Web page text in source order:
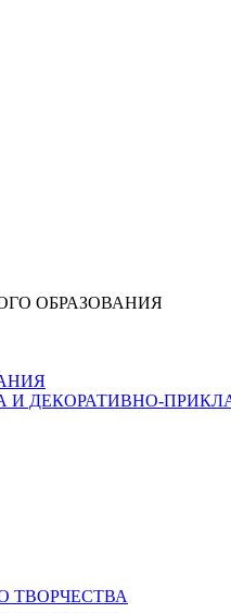
ОБРАЗОВАНИЯ
И ДЕКОРАТИВНО-
ТВОРЧЕСТВА